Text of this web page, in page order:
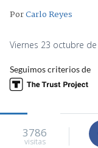
PorCarlo Reyes
Viernes 23 octubre
Seguimos criterios de
3786
visitas